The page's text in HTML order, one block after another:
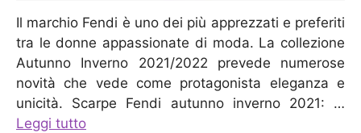
Il marchio Fendi è uno dei più apprezzati e preferiti
tra le donne appassionate di moda. La collezione
Autunno Inverno 2021/2022 prevede numerose
novità che vede come protagonista eleganza e
unicità. Scarpe Fendi autunno inverno 2021: …
Leggi tutto